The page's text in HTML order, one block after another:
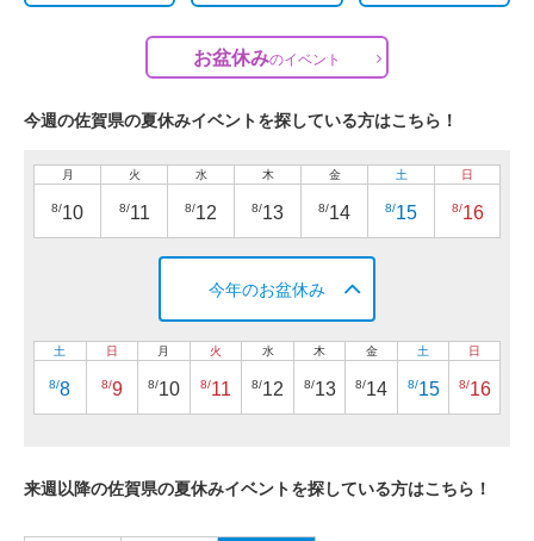
お盆休みのイベント
今週の佐賀県の夏休みイベントを探している方はこちら！
月
8/10
火
8/11
水
8/12
木
8/13
金
8/14
土
8/15
日
8/16
今年のお盆休み
土
8/8
日
8/9
月
8/10
火
8/11
水
8/12
木
8/13
金
8/14
土
8/15
日
8/16
来週以降の佐賀県の夏休みイベントを探している方はこちら！